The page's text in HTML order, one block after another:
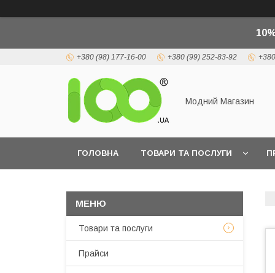
+380 (98) 177-16-00 +380 (99) 252-83-92
Модний Магазин
ГОЛОВНА ТОВАРИ ТА ПОСЛУГИ
Товари та послуги
Прайси